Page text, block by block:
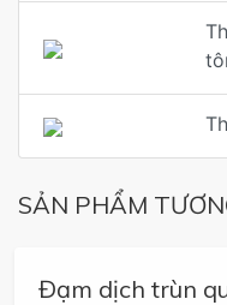
SẢN PHẨM
Đạm dịch trùn